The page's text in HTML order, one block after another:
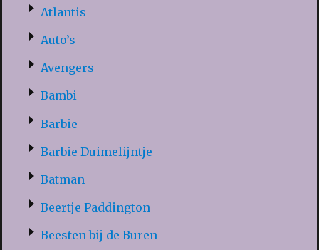
Atlantis
Auto’s
Avengers
Bambi
Barbie
Barbie Duimelijntje
Batman
Beertje Paddington
Beesten bij de Buren